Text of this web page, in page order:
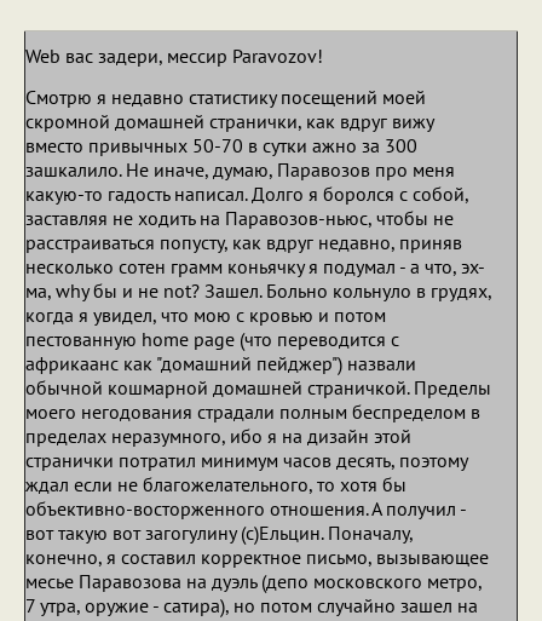
Web вас задери, мессир Paravozov!
Смотрю я недавно статистику посещений моей
скромной домашней странички, как вдруг вижу
вместо привычных 50-70 в сутки ажно за 300
зашкалило. Не иначе, думаю, Паравозов про меня
какую-то гадость написал. Долго я боролся с собой,
заставляя не ходить на Паравозов-ньюс, чтобы не
расстраиваться попусту, как вдруг недавно, приняв
несколько сотен грамм коньячку я подумал - а что, эх-
ма, why бы и не not? Зашел. Больно кольнуло в грудях,
когда я увидел, что мою с кровью и потом
пестованную home page (что переводится с
африкаанс как "домашний пейджер") назвали
обычной кошмарной домашней страничкой. Пределы
моего негодования страдали полным беспределом в
пределах неразумного, ибо я на дизайн этой
странички потратил минимум часов десять, поэтому
ждал если не благожелательного, то хотя бы
объективно-восторженного отношения. А получил -
вот такую вот загогулину (с)Ельцин. Поначалу,
конечно, я составил корректное письмо, вызывающее
месье Паравозова на дуэль (депо московского метро,
7 утра, оружие - сатира), но потом случайно зашел на